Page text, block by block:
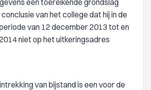
een toereikende grondslag
van het college dat hij in de
van 12 december 2013 tot en
niet op het uitkeringsadres
van bijstand is een voor de